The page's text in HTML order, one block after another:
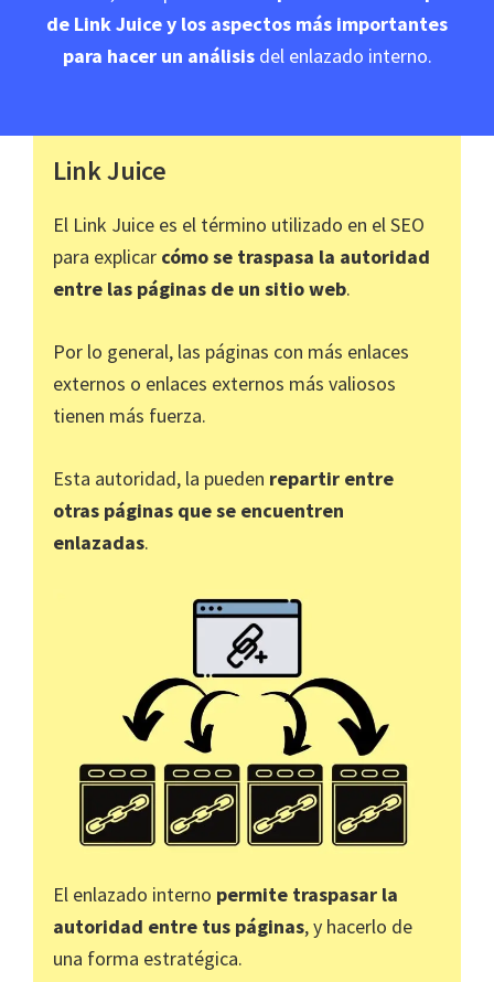
de Link Juice y los aspectos más importantes
para hacer un análisisdel enlazado interno.
Link Juice
El Link Juice es el término utilizado en el SEO
para explicar cómo se traspasa la autoridad
entre las páginas de un sitio web.
Por lo general, las páginas con más enlaces
externos o enlaces externos más valiosos
tienen más fuerza.
Esta autoridad, la pueden repartir entre
otras páginas que se encuentren
enlazadas.
El enlazado interno permite traspasar la
autoridad entre tus páginas, y hacerlo de
una forma estratégica.